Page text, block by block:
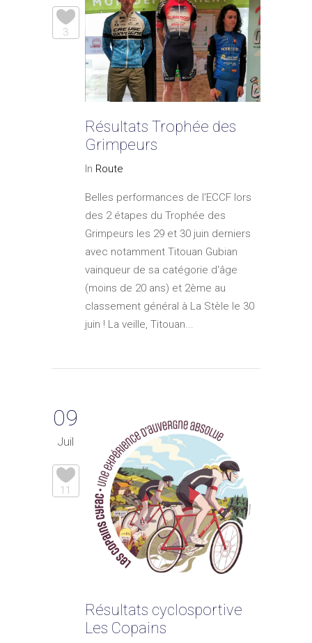
3
Résultats Trophée des
Grimpeurs
In Route
Belles performances de l'ECCF lors
des 2 étapes du Trophée des
Grimpeurs les 29 et 30 juin derniers
avec notamment Titouan Gubian
vainqueur de sa catégorie d'âge
(moins de 20 ans) et 2ème au
classement général à La Stèle le 30
juin ! La veille, Titouan...
09
Juil
11
Résultats cyclosportive
Les Copains